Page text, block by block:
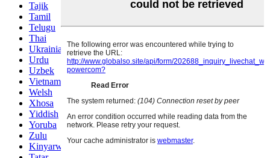
Tajik
Tamil
Telugu
Thai
Ukrainian
Urdu
Uzbek
Vietnamese
Welsh
Xhosa
Yiddish
Yoruba
Zulu
Kinyarwanda